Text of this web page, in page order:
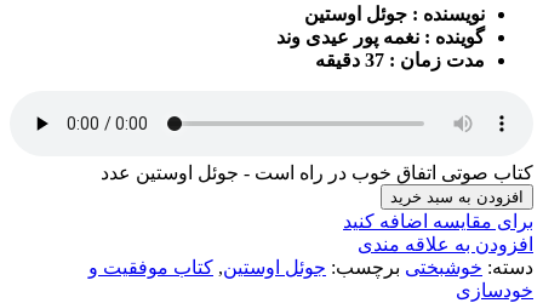
نویسنده : جوئل اوستین
گوینده : نغمه پور عیدی وند
مدت زمان : 37 دقیقه
کتاب صوتی اتفاق خوب در راه است - جوئل اوستین عدد
افزودن به سبد خرید
برای مقایسه اضافه کنید
افزودن به علاقه مندی
دسته: خوشبختی برچسب: جوئل اوستین, کتاب موفقیت و
خودسازی